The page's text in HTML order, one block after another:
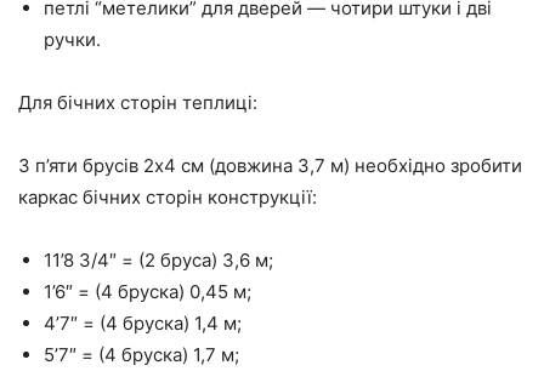
петлі “метелики” для дверей — чотири штуки і дві
ручки.
Для бічних сторін теплиці:
З п’яти брусів 2х4 см (довжина 3,7 м) необхідно зробити
каркас бічних сторін конструкції:
11’8 3/4″ = (2 бруса) 3,6 м;
1’6″ = (4 бруска) 0,45 м;
4’7″ = (4 бруска) 1,4 м;
5’7″ = (4 бруска) 1,7 м;